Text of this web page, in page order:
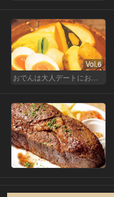
Vol.6
おでんは大人デートにおすすめ！ふたりで温まろう